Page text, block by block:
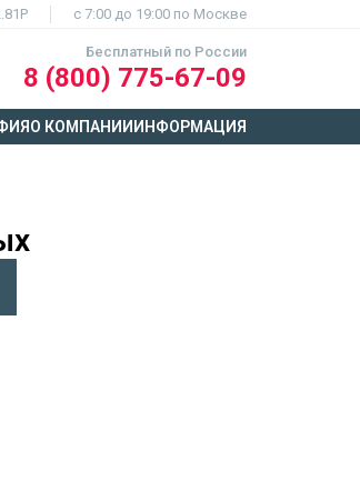
c 7:00 до 19:00 по Москве
Бесплатный по России
8 (800) 775-67-09
О КОМПАНИИ ИНФОРМАЦИЯ